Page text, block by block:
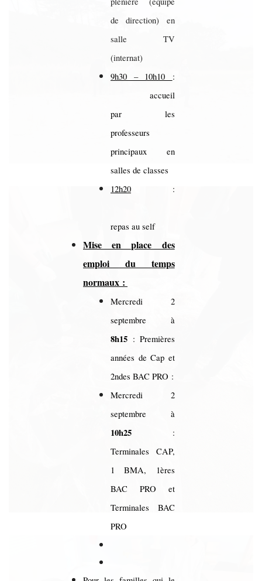
de direction) en
salle TV
(internat)
9h30 – 10h10 :
accueil
par les
professeurs
principaux en
salles de classes
12h20 :
repas au self
Mise en place des
emploi du temps
normaux :
Mercredi 2
septembre à
8h15 : Premières
années de Cap et
2ndes BAC PRO :
Mercredi 2
septembre à
10h25 :
Terminales CAP,
1 BMA, 1ères
BAC PRO et
Terminales BAC
PRO